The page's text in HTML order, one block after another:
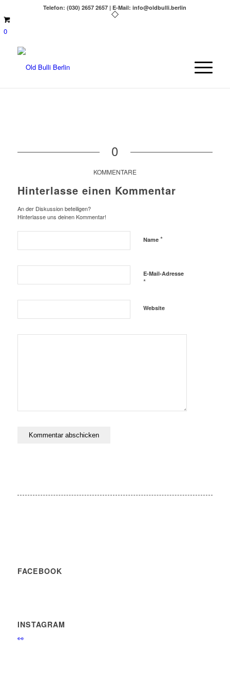
Telefon: (030) 2657 2657 | E-Mail: info@oldbulli.berlin
0
0
KOMMENTARE
Hinterlasse einen Kommentar
An der Diskussion beteiligen?
Hinterlasse uns deinen Kommentar!
Name *
E-Mail-Adresse
*
Website
FACEBOOK
INSTAGRAM
👀